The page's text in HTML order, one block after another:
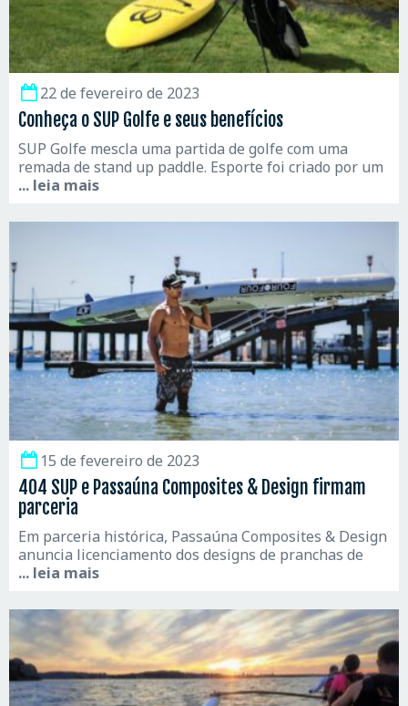
22 de fevereiro de 2023
Conheça o SUP Golfe e seus benefícios
SUP Golfe mescla uma partida de golfe com uma
remada de stand up paddle. Esporte foi criado por um
... leia mais
15 de fevereiro de 2023
404 SUP e Passaúna Composites & Design firmam
parceria
Em parceria histórica, Passaúna Composites & Design
anuncia licenciamento dos designs de pranchas de
... leia mais